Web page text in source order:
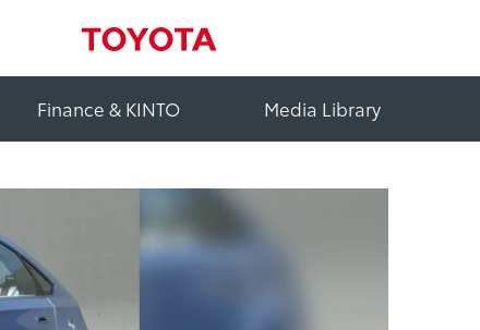
Finance & KINTO Media Library